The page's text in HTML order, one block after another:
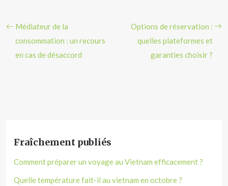
Médiateur de la
consommation : un recours
en cas de désaccord
Options de réservation :
quelles plateformes et
garanties choisir ?
Fraîchement publiés
Comment préparer un voyage au Vietnam efficacement ?
Quelle température fait-il au vietnam en octobre ?